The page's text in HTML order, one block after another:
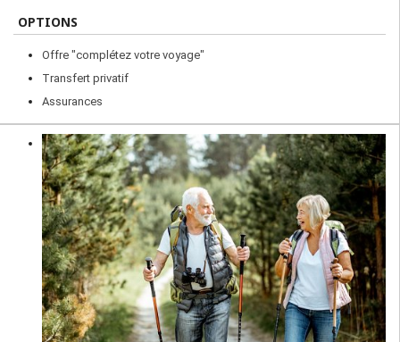
OPTIONS
Offre "complétez votre voyage"
Transfert privatif
Assurances